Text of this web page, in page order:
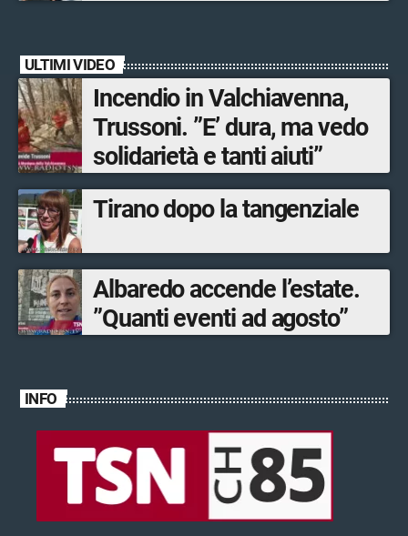
musica dal vivo
ULTIMI VIDEO
Incendio in Valchiavenna,
Trussoni. ”E’ dura, ma vedo
solidarietà e tanti aiuti”
Tirano dopo la tangenziale
Albaredo accende l’estate.
”Quanti eventi ad agosto”
INFO